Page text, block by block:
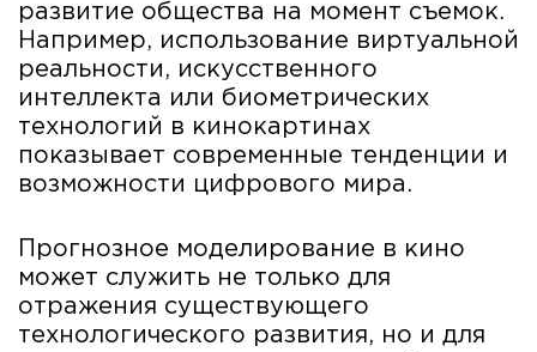
развитие общества на момент съемок.
Например, использование виртуальной
реальности, искусственного
интеллекта или биометрических
технологий в кинокартинах
показывает современные тенденции и
возможности цифрового мира.
Прогнозное моделирование в кино
может служить не только для
отражения существующего
технологического развития, но и для